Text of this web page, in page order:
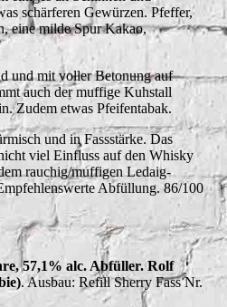
schärferen Gewürzen. Pfeffer,
eine milde Spur Kakao,
und mit voller Betonung auf
auch der muffige Kuhstall
Zudem etwas Pfeifentabak.
und in Fassstärke. Das
viel Einfluss auf den Whisky
rauchig/muffigen Ledaig-
Abfüllung. 86/100
57,1% alc. Abfüller. Rolf
. Ausbau: Refill Sherry Fass Nr.